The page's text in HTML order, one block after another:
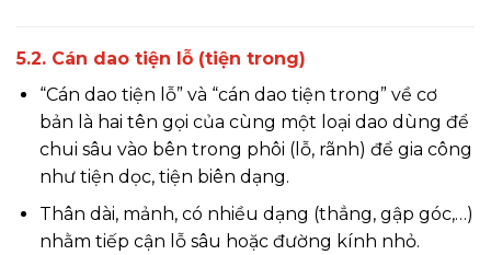
5.2. Cán dao tiện lỗ (tiện trong)
“Cán dao tiện lỗ” và “cán dao tiện trong” về cơ
bản là hai tên gọi của cùng một loại dao dùng để
chui sâu vào bên trong phôi (lỗ, rãnh) để gia công
như tiện dọc, tiện biên dạng.
Thân dài, mảnh, có nhiều dạng (thẳng, gập góc,…)
nhằm tiếp cận lỗ sâu hoặc đường kính nhỏ.